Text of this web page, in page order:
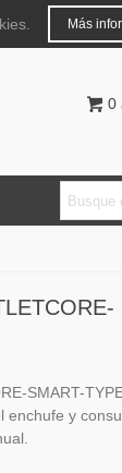
0
SMART-
enchufe y
Más